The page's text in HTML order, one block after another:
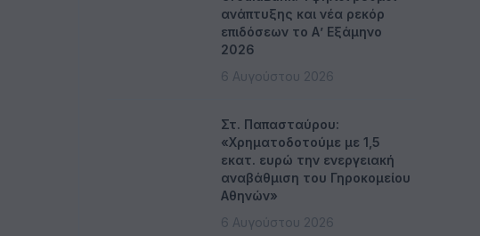
ανάπτυξης και νέα ρεκόρ
επιδόσεων το Α’ Εξάμηνο
2026
6 Αυγούστου 2026
Στ. Παπασταύρου:
«Χρηματοδοτούμε με 1,5
εκατ. ευρώ την ενεργειακή
αναβάθμιση του Γηροκομείου
Αθηνών»
6 Αυγούστου 2026